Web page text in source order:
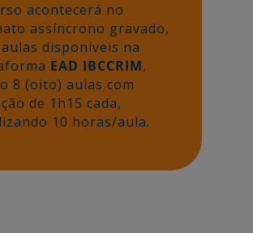
acontecerá no
assíncrono gravado,
disponíveis na
EAD IBCCRIM,
8 (oito) aulas com
de 1h15 cada,
10 horas/aula.